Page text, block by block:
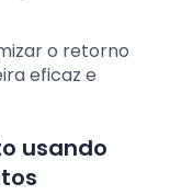
o retorno
eficaz e
usando